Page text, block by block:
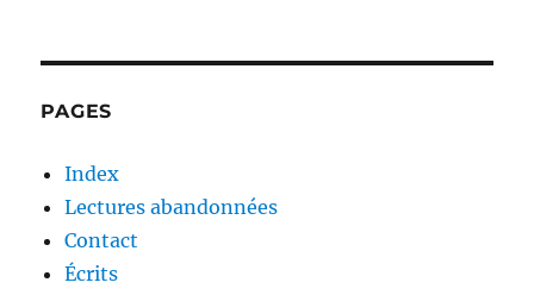
PAGES
Index
Lectures abandonnées
Contact
Écrits